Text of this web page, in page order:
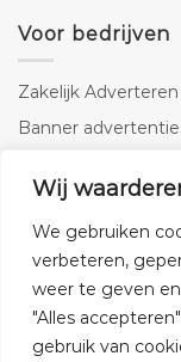
Wij
We gebruiken
verbeteren,
weer te geven
"Alles
gebruik van
Voor bedrijven
Zakelijk Adverteren
Banner
SEO copywriting